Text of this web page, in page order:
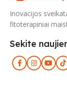
Inovacijos
fitoterapiniai
Sekite